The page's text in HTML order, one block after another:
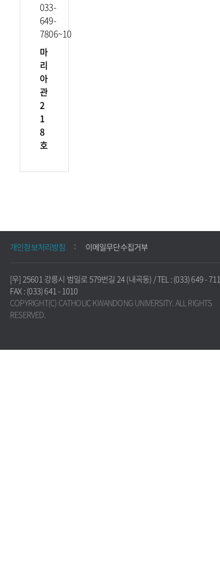
033-
649-
7806~10
마
리
아
관
2
1
8
호
개인정보처리방침 이메일무단수집거부
[우] 25601 강릉시 범일로 579번길 24 (내곡동) / TEL : (033) 649 -
FAX : (033) 641 - 1010
COPYRIGHT(C) CATHOLIC KWANDONG UNIVERSITY. ALL RIGHTS
RESERVED.